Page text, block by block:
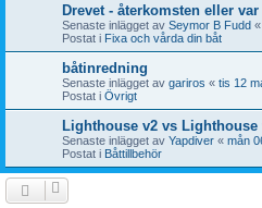
Drevet - återkomsten eller
Senaste inlägget av Seymor B Fudd «
Postat i Fixa och vårda din båt
båtinredning
Senaste inlägget av gariros « tis 12
Postat i Övrigt
Lighthouse v2 vs Lighthouse
Senaste inlägget av Yapdiver « mån
Postat i Båttillbehör